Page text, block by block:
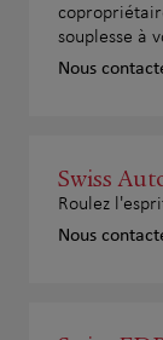
souplesse à
Nous
Swiss
Roulez
Nous